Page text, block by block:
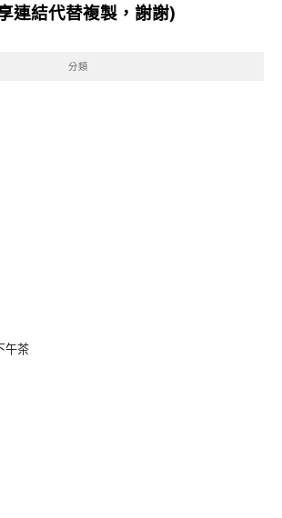
連結代替複製，謝謝)
分類
午茶